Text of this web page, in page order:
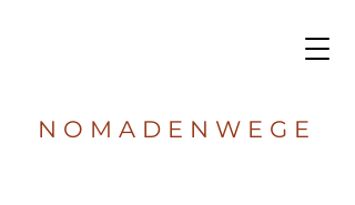
N O M A D E N W E G E